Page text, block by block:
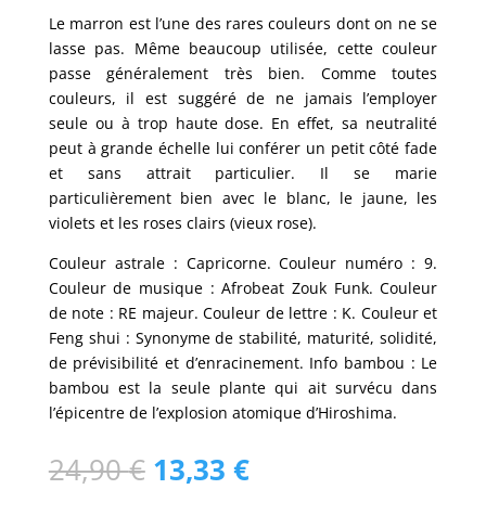
Le marron est l’une des rares couleurs dont on ne se
lasse pas. Même beaucoup utilisée, cette couleur
passe généralement très bien. Comme toutes
couleurs, il est suggéré de ne jamais l’employer
seule ou à trop haute dose. En effet, sa neutralité
peut à grande échelle lui conférer un petit côté fade
et sans attrait particulier. Il se marie
particulièrement bien avec le blanc, le jaune, les
violets et les roses clairs (vieux rose).
Couleur astrale : Capricorne. Couleur numéro : 9.
Couleur de musique : Afrobeat Zouk Funk. Couleur
de note : RE majeur. Couleur de lettre : K. Couleur et
Feng shui : Synonyme de stabilité, maturité, solidité,
de prévisibilité et d’enracinement. Info bambou : Le
bambou est la seule plante qui ait survécu dans
l’épicentre de l’explosion atomique d’Hiroshima.
24,90€ Le
prix
13,33 €Le
prix